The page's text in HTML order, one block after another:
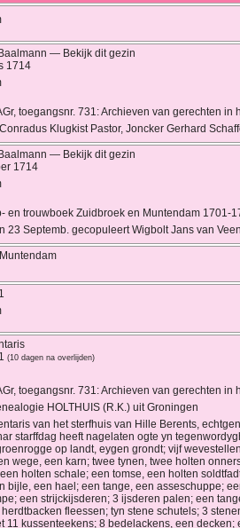
Baalmann — Bekijk dit gezin
1714
toegangsnr. 731: Archieven van gerechten in
Klugkist Pastor, Joncker Gerhard
Baalmann — Bekijk dit gezin
1714
en trouwboek Zuidbroek en Muntendam 1701-
23 Septemb. gecopuleert Wigbolt Jans van
(10 dagen na overlijden)
toegangsnr. 731: Archieven van gerechten in
HOLTHUIS (R.K.) uit Groningen
van het sterfhuis van Hille Berents,
starffdag heeft nagelaten ogte yn
op landt, eygen grondt; vijf
wege, een karn; twee tynen, twee holten
holten schale; een tomse, een holten
bijle, een hael; een tange, een asseschuppe;
een strijckijsderen; 3 ijsderen palen; een
fleessen; tyn stene schutels; 3
11 kussenteekens; 8 bedelackens, een